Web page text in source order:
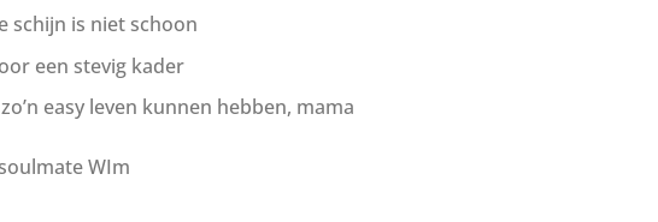
schijn is niet schoon
een stevig kader
easy leven kunnen hebben, mama
WIm